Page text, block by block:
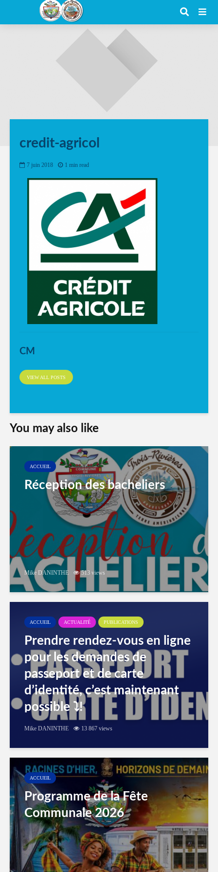
credit-agricol
7 juin 2018 1 min read
CM
VIEW ALL POSTS
You may also like
ACCUEIL
Réception des bacheliers
Mike DANINTHE 513 views
ACCUEIL ACTUALITÉ PUBLICATIONS
Prendre rendez-vous en ligne
pour les demandes de
passeport et de carte
d’identité, c’est maintenant
possible ⤵️!
Mike DANINTHE 13 867 views
ACCUEIL
Programme de la Fête
Communale 2026